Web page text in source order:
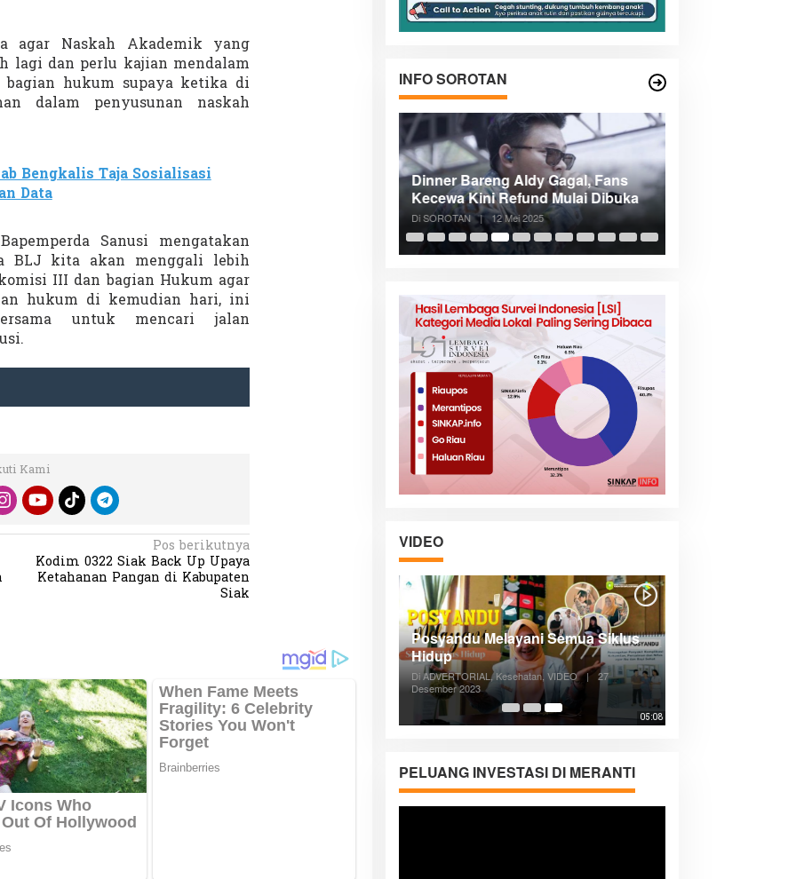
agar Naskah Akademik yang
lagi dan perlu kajian mendalam
bagian hukum supaya ketika di
dalam penyusunan naskah
Bengkalis Taja Sosialisasi
Data
Sanusi mengatakan
BLJ kita akan menggali lebih
III dan bagian Hukum agar
hukum di kemudian hari, ini
untuk mencari jalan
Kami
Pos berikutnya
Kodim 0322 Siak Back Up Upaya
Ketahanan Pangan di Kabupaten
Siak
INFO SOROTAN
Batas Tanah
Rekognisi Sejarah Kerajaan Siak
Dinner Bareng Aldy Gagal, Fans
Kecewa Kini Refund Mulai Dibuka
Di SOROTAN | 12 Mei 2025
VIDEO
2024
Eksplore Meranti – Yok ke Meranti
Di Budaya, NASIONAL, VIDEO, Wisata |
13 Januari
2024
05:08
Posyandu Melayani Semua Siklus
Hidup
Di ADVERTORIAL, Kesehatan, VIDEO |
27
Desember 2023
PELUANG INVESTASI DI MERANTI